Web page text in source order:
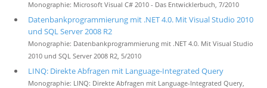
Monographie: Microsoft Visual C# 2010 - Das Entwicklerbuch, 7/2010
Datenbankprogrammierung mit .NET 4.0. Mit Visual Studio 2010
und SQL Server 2008 R2
Monographie: Datenbankprogrammierung mit .NET 4.0. Mit Visual Studio
2010 und SQL Server 2008 R2, 5/2010
LINQ: Direkte Abfragen mit Language-Integrated Query
Monographie: LINQ: Direkte Abfragen mit Language-Integrated Query,